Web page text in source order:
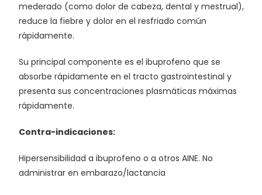
mederado (como dolor de cabeza, dental y mestrual),
reduce la fiebre y dolor en el resfriado común
rápidamente.
Su principal componente es el ibuprofeno que se
absorbe rápidamente en el tracto gastrointestinal y
presenta sus concentraciones plasmáticas máximas
rápidamente.
Contra-indicaciones:
Hipersensibilidad a ibuprofeno o a otros AINE. No
administrar en embarazo/lactancia